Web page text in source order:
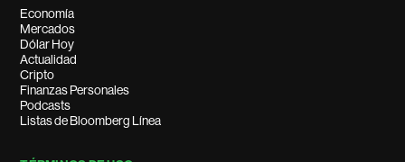
Economía
Mercados
Dólar Hoy
Actualidad
Cripto
Finanzas Personales
Podcasts
Listas de Bloomberg Línea